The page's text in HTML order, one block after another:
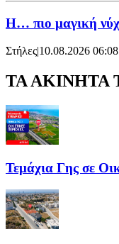
Η… πιο μαγική
Στήλες|10.08.2026 06:08
ΤΑ
Τεμάχια Γης σε